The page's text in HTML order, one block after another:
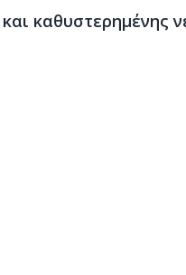
καθυστερημένης